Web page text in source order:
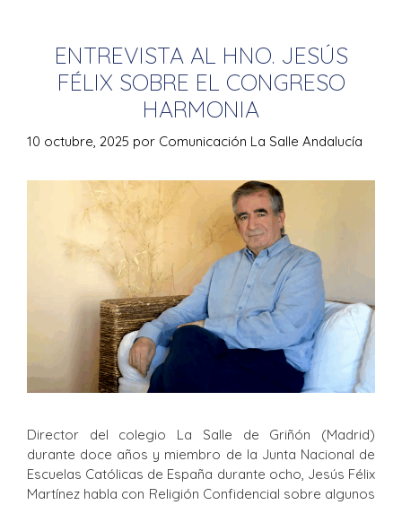
ENTREVISTA AL HNO. JESÚS
FÉLIX SOBRE EL CONGRESO
HARMONIA
10 octubre, 2025 por Comunicación La Salle Andalucía
Director del colegio La Salle de Griñón (Madrid)
durante doce años y miembro de la Junta Nacional de
Escuelas Católicas de España durante ocho, Jesús Félix
Martínez habla con Religión Confidencial sobre algunos